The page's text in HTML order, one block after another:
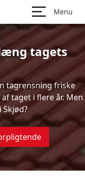
Menu
tagets
tagrensning friske
taget i flere år. Men